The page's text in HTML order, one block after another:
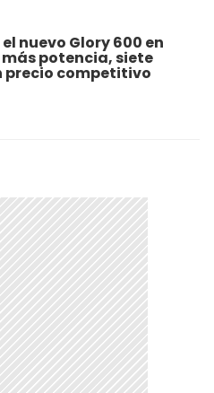
el nuevo Glory 600 en
potencia, siete
precio competitivo